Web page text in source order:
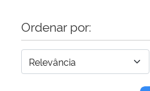
Gabinete de Segurança Institucional
Advocacia-Geral da União
Ordenar por: